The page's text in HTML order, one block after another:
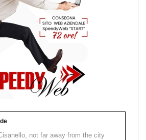
not far away from the city